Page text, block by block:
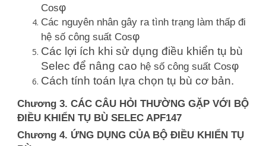
Cosφ
Các nguyên nhân gây ra tình trạng làm thấp đi
hệ số công suất Cosφ
Các lợi ích khi sử dụng điều khiển tụ bù
Selec để nâng cao hệ số công suất Cosφ
Cách tính toán lựa chọn tụ bù cơ bản.
Chương 3. CÁC CÂU HỎI THƯỜNG GẶP VỚI BỘ
ĐIỀU KHIỂN TỤ BÙ SELEC APF147
Chương 4. ỨNG DỤNG CỦA BỘ ĐIỀU KHIỂN TỤ